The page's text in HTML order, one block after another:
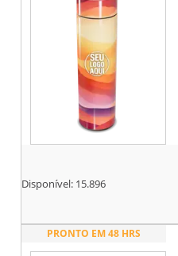
Disponível: 15.896
PRONTO EM 48 HRS